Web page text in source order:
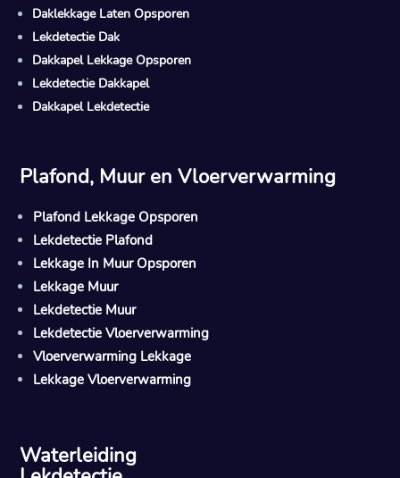
Daklekkage Laten Opsporen
Lekdetectie Dak
Dakkapel Lekkage Opsporen
Lekdetectie Dakkapel
Dakkapel Lekdetectie
Plafond, Muur en Vloerverwarming
Plafond Lekkage Opsporen
Lekdetectie Plafond
Lekkage In Muur Opsporen
Lekkage Muur
Lekdetectie Muur
Lekdetectie Vloerverwarming
Vloerverwarming Lekkage
Lekkage Vloerverwarming
Waterleiding